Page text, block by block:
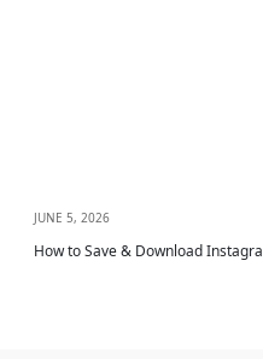
JUNE 5, 2026
How to Save & Download